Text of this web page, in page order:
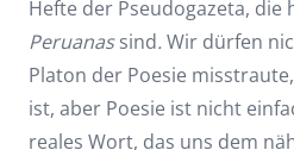
Hefte der Pseudogazeta, die
Peruanassind. Wir dürfen
Platon der Poesie
ist, aber Poesie ist nicht
reales Wort, das uns dem